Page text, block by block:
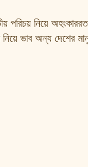
নিয়ে
নিয়ে ভাব অন্য দেশের